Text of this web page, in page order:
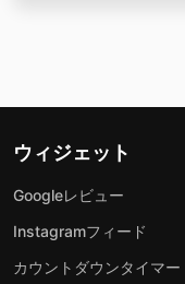
ウィジェット
Googleレビュー
Instagramフィード
カウントダウンタイマー